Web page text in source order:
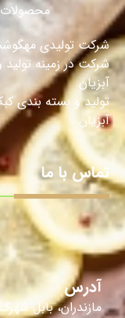
محصولات
شرکت تولیدی
شرکت در زمینه
آبزیان
تولید و بسته بندی
آبزیان.
تماس با ما
آدرس
مازندران، بابل